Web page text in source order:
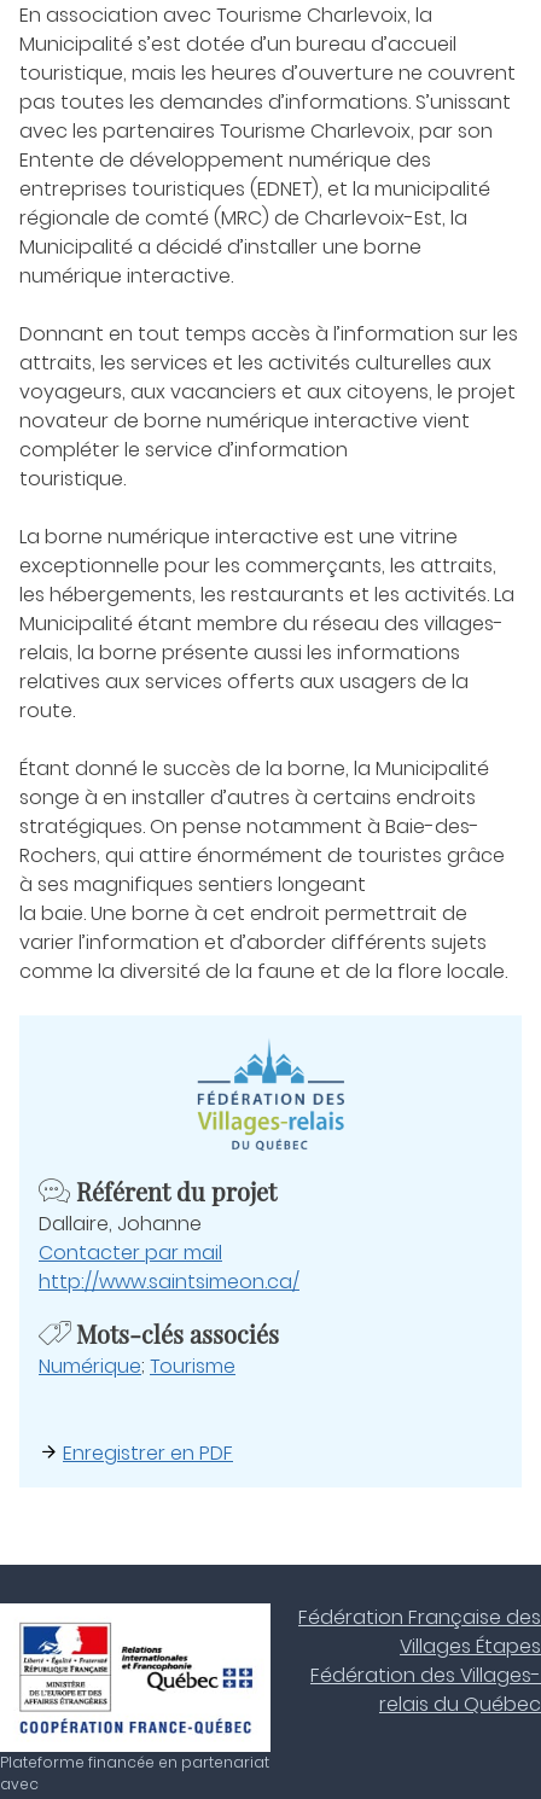
En association avec Tourisme Charlevoix, la
Municipalité s’est dotée d’un bureau d’accueil
touristique, mais les heures d’ouverture ne couvrent
pas toutes les demandes d’informations. S’unissant
avec les partenaires Tourisme Charlevoix, par son
Entente de développement numérique des
entreprises touristiques (EDNET), et la municipalité
régionale de comté (MRC) de Charlevoix-Est, la
Municipalité a décidé d’installer une borne
numérique interactive.
Donnant en tout temps accès à l’information sur les
attraits, les services et les activités culturelles aux
voyageurs, aux vacanciers et aux citoyens, le projet
novateur de borne numérique interactive vient
compléter le service d’information
touristique.
La borne numérique interactive est une vitrine
exceptionnelle pour les commerçants, les attraits,
les hébergements, les restaurants et les activités. La
Municipalité étant membre du réseau des villages-
relais, la borne présente aussi les informations
relatives aux services offerts aux usagers de la
route.
Étant donné le succès de la borne, la Municipalité
songe à en installer d’autres à certains endroits
stratégiques. On pense notamment à Baie-des-
Rochers, qui attire énormément de touristes grâce
à ses magnifiques sentiers longeant
la baie. Une borne à cet endroit permettrait de
varier l’information et d’aborder différents sujets
comme la diversité de la faune et de la flore locale.
Informations
Référent du projet
Dallaire, Johanne
Contacter par mail
http://www.saintsimeon.ca/
Mots-clés associés
Numérique; Tourisme
Enregistrer en PDF
Plateforme financée en partenariat
avec
Fédération Française des
Villages Étapes
Fédération des Villages-
relais du Québec